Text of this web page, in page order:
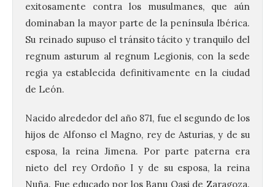
exitosamente contra los musulmanes, que aún
dominaban la mayor parte de la península Ibérica.
Su reinado supuso el tránsito tácito y tranquilo del
regnum asturum al regnum Legionis, con la sede
regia ya establecida definitivamente en la ciudad
de León.
Nacido alrededor del año 871, fue el segundo de los
hijos de Alfonso el Magno, rey de Asturias, y de su
esposa, la reina Jimena. Por parte paterna era
nieto del rey Ordoño I y de su esposa, la reina
Nuña. Fue educado por los Banu Qasi de Zaragoza.